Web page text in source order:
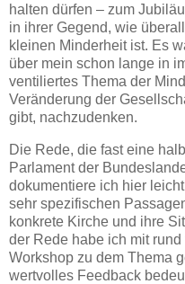
halten dürfen – zum
in ihrer Gegend, wie
kleinen Minderheit ist. Es
über mein schon lange in
ventiliertes Thema der
Veränderung der
gibt, nachzudenken.
Die Rede, die fast eine
Parlament der
dokumentiere ich hier
sehr spezifischen
konkrete Kirche und ihre
der Rede habe ich mit
Workshop zu dem Thema
wertvolles Feedback